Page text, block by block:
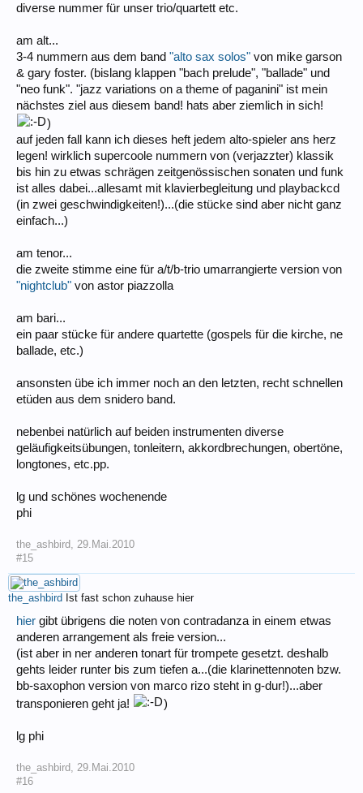
diverse nummer für unser trio/quartett etc.
am alt...
3-4 nummern aus dem band "alto sax solos" von mike garson
& gary foster. (bislang klappen "bach prelude", "ballade" und
"neo funk". "jazz variations on a theme of paganini" ist mein
nächstes ziel aus diesem band! hats aber ziemlich in sich!
)
auf jeden fall kann ich dieses heft jedem alto-spieler ans herz
legen! wirklich supercoole nummern von (verjazzter) klassik
bis hin zu etwas schrägen zeitgenössischen sonaten und funk
ist alles dabei...allesamt mit klavierbegleitung und playbackcd
(in zwei geschwindigkeiten!)...(die stücke sind aber nicht ganz
einfach...)
am tenor...
die zweite stimme eine für a/t/b-trio umarrangierte version von
"nightclub" von astor piazzolla
am bari...
ein paar stücke für andere quartette (gospels für die kirche, ne
ballade, etc.)
ansonsten übe ich immer noch an den letzten, recht schnellen
etüden aus dem snidero band.
nebenbei natürlich auf beiden instrumenten diverse
geläufigkeitsübungen, tonleitern, akkordbrechungen, obertöne,
longtones, etc.pp.
lg und schönes wochenende
phi
the_ashbird, 29.Mai.2010
#15
the_ashbird Ist fast schon zuhause hier
hier gibt übrigens die noten von contradanza in einem etwas
anderen arrangement als freie version...
(ist aber in ner anderen tonart für trompete gesetzt. deshalb
gehts leider runter bis zum tiefen a...(die klarinettennoten bzw.
bb-saxophon version von marco rizo steht in g-dur!)...aber
transponieren geht ja!
)
lg phi
the_ashbird, 29.Mai.2010
#16